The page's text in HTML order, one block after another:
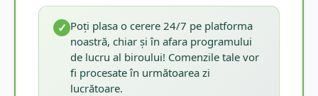
✓ Poți plasa o cerere 24/7 pe platforma
noastră, chiar și în afara programului
de lucru al biroului! Comenzile tale vor
fi procesate în următoarea zi
lucrătoare.